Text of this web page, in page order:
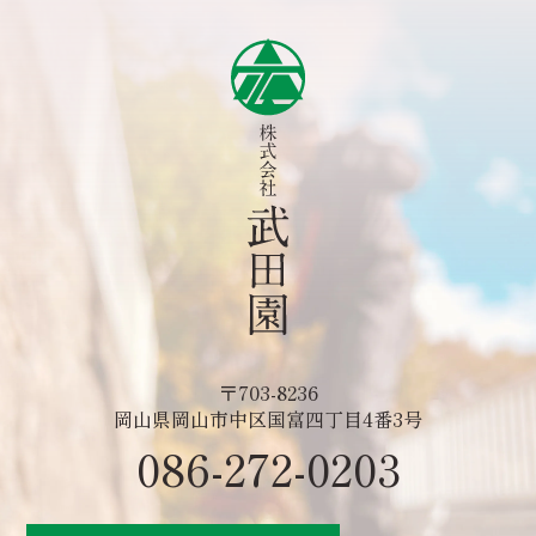
〒703-8236
岡山県岡山市中区国富四丁目4番3号
086-272-0203